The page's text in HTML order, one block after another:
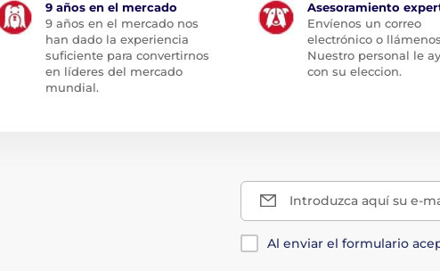
9 años en el mercado
9 años en el mercado nos
han dado la experiencia
suficiente para convertirnos
en líderes del mercado
mundial.
Asesoramiento
Envíenos un correo
electrónico o
Nuestro personal le
con su eleccion.
Introduzca aquí su e-
Al enviar el formulario